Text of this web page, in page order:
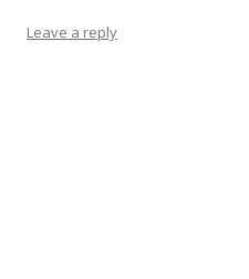
Leave a reply